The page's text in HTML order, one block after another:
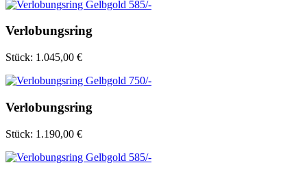
Verlobungsring
Stück: 1.045,00 €
Verlobungsring
Stück: 1.190,00 €